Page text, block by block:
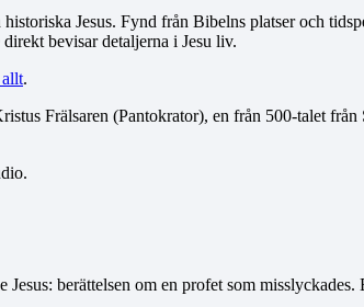
Jesus. Fynd från Bibelns platser och
bevisar detaljerna i Jesu liv.
.
Frälsaren (Pantokrator), en från 500-talet från
berättelsen om en profet som